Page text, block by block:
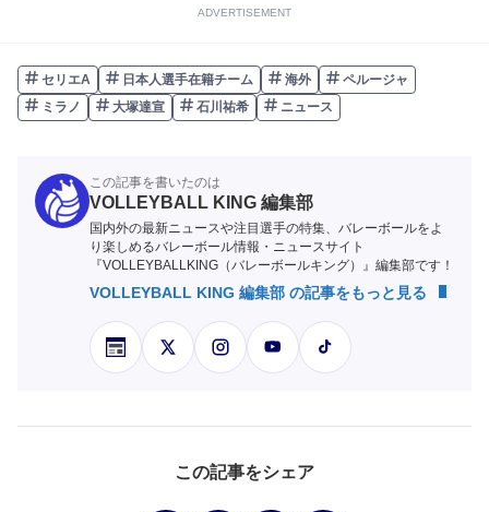
ADVERTISEMENT
セリエA 日本人選手在籍チーム 海外
ペルージャ
ミラノ
大塚達宣 石川祐希 ニュース
この記事を書いたのは
VOLLEYBALL KING 編集部
国内外の最新ニュースや注目選手の特集、バレーボールをよ
り楽しめるバレーボール情報・ニュースサイト
『VOLLEYBALLKING（バレーボールキング）』編集部です！
VOLLEYBALL KING 編集部 の記事をもっと見る
この記事をシェア